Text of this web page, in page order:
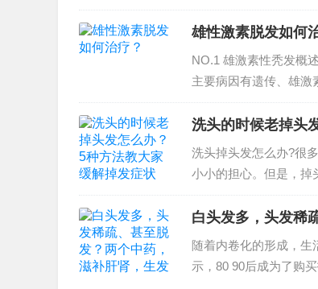
人都非常在乎自己的...
雄性激素脱发如何
NO.1 雄激素性秃发概
主要病因有遗传、雄激
洗头的时候老掉头
洗头掉头发怎么办?很
小小的担心。但是，掉
验。 洗头...
白头发多，头发稀
随着内卷化的形成，生
示，80 90后成为了购